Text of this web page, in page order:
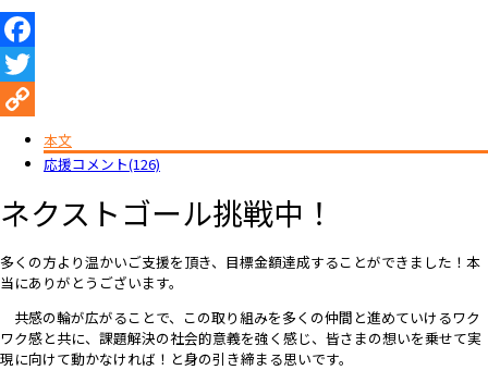
Facebook
Twitter
Copy
本文
応援コメント(126)
ネクストゴール挑戦中！
多くの方より温かいご支援を頂き、目標金額達成することができました！本
当にありがとうございます。
共感の輪が広がることで、この取り組みを多くの仲間と進めていけるワク
ワク感と共に、課題解決の社会的意義を強く感じ、皆さまの想いを乗せて実
現に向けて動かなければ！と身の引き締まる思いです。